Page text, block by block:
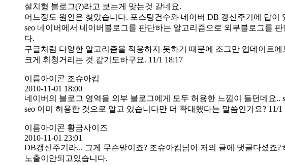
설치형 블로그(?)라고 보는게 맞는것 같네요.
어느정도 원인은 찾았습니다. 포스팅건수와 네이버 DB 갱신주기에 답이
seo 네이버에서 네이버블로그를 판단하는 알고리즘으로 외부블로그를
다.
구글처럼 다양한 알고리즘을 적용하지 못하기 때문에 조그만 업데이트에
크게 휘청거리는 것 같기도하구요. 11/1 18:17
이름아이콘 조슈아킴
2010-11-01 18:00
네이버의 블로그 영역을 외부 블로그에게 모두 허용한 느낌이 들던데요..
seo 이미 허용한 것으로 알고 있습니다만 더 확대했다는 말씀인가요? 11/1
이름아이콘 황금사이즈
2010-11-01 23:01
DB갱신주기라... 그게 무슨말이죠? 조슈아킴님이 저의 글에 댓글다셨죠
노출이안되고있습니다.